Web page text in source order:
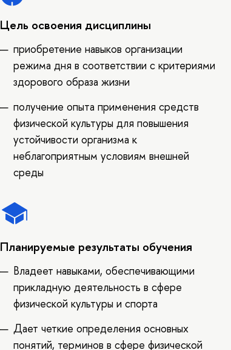
Цель освоения дисциплины
приобретение навыков организации
режима дня в соответствии с критериями
здорового образа жизни
получение опыта применения средств
физической культуры для повышения
устойчивости организма к
неблагоприятным условиям внешней
среды
Планируемые результаты обучения
Владеет навыками, обеспечивающими
прикладную деятельность в сфере
физической культуры и спорта
Дает четкие определения основных
понятий, терминов в сфере физической